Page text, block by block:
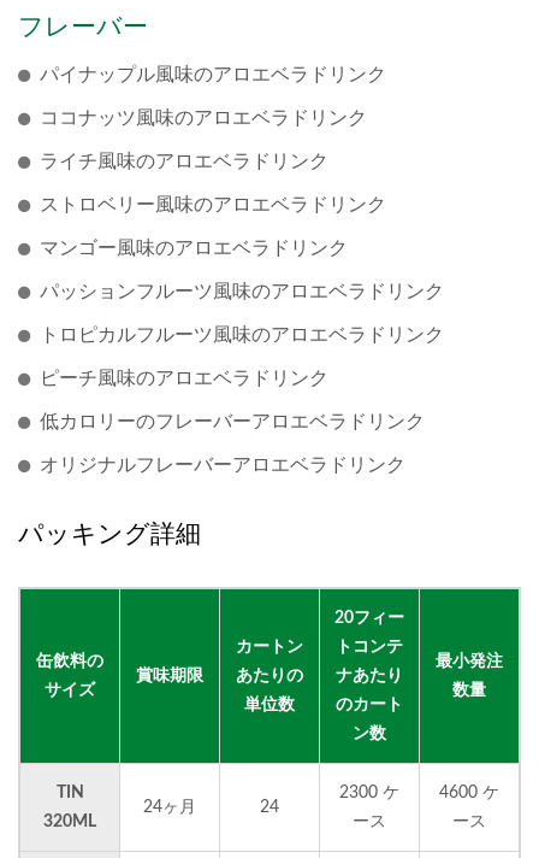
フレーバー
パイナップル風味のアロエベラドリンク
ココナッツ風味のアロエベラドリンク
ライチ風味のアロエベラドリンク
ストロベリー風味のアロエベラドリンク
マンゴー風味のアロエベラドリンク
パッションフルーツ風味のアロエベラドリンク
トロピカルフルーツ風味のアロエベラドリンク
ピーチ風味のアロエベラドリンク
低カロリーのフレーバーアロエベラドリンク
オリジナルフレーバーアロエベラドリンク
パッキング詳細
缶飲料の
サイズ
賞味期限
カートン
あたりの
単位数
20フィー
トコンテ
ナあたり
のカート
ン数
最小発注
数量
TIN
320ML
24ヶ月 24
2300 ケ
ース
4600 ケ
ース